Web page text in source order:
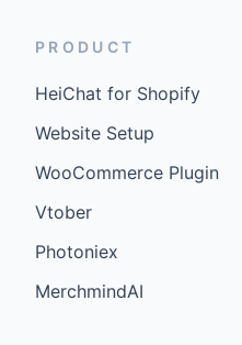
PRODUCT
HeiChat for Shopify
Website Setup
WooCommerce Plugin
Vtober
Photoniex
MerchmindAI